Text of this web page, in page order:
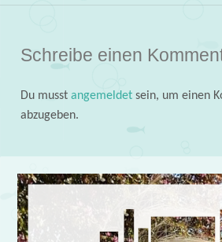
Schreibe einen
Du musst angemeldetsein, um einen
abzugeben.